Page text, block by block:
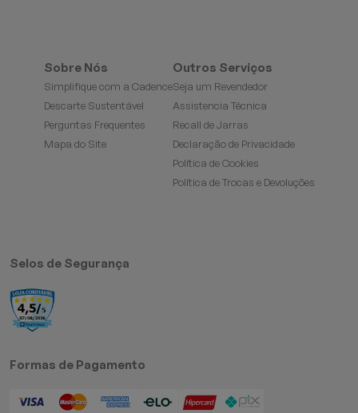
Sobre Nós
Simplifique com a Cadence
Descarte Sustentável
Perguntas Frequentes
Mapa do Site
Outros Serviços
Seja um Revendedor
Assistencia Técnica
Recall de Jarras
Declaração de Privacidade
Política de Cookies
Política de Trocas e Devoluções
Selos de Segurança
Formas de Pagamento